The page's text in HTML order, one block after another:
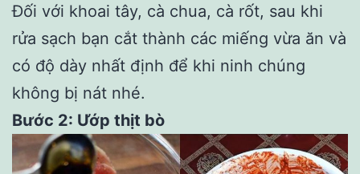
Đối với khoai tây, cà chua, cà rốt, sau khi
rửa sạch bạn cắt thành các miếng vừa ăn và
có độ dày nhất định để khi ninh chúng
không bị nát nhé.
Bước 2: Ướp thịt bò